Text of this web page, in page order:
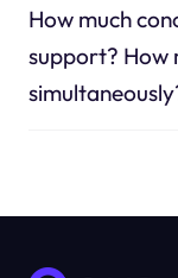
How much
support? How